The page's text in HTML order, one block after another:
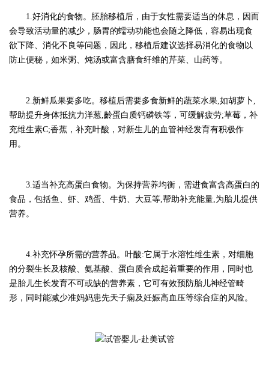
1.好消化的食物。胚胎移植后，由于女性需要适当的休息，因而
会导致活动量的减少，肠胃的蠕动功能也会随之降低，容易出现食
欲下降、消化不良等问题，因此，移植后建议选择易消化的食物以
防止便秘，如米粥、炖汤或富含膳食纤维的芹菜、山药等。
2.新鲜瓜果要多吃。移植后需要多食新鲜的蔬菜水果,如胡萝卜,
帮助提升身体抵抗力洋葱,齡蛋白质钙磷铁等，可缓解疲劳;草莓，补
充维生素C;香蕉，补充叶酸，对新生儿的血管神经发育有积极作
用。
3.适当补充高蛋白食物。为保持营养均衡，需进食富含高蛋白的
食品，包括鱼、虾、鸡蛋、牛奶、大豆等,帮助补充能量,为胎儿提供
营养。
4.补充怀孕所需的营养品。叶酸:它属于水溶性维生素，对细胞
的分裂生长及核酸、氨基酸、蛋白质合成起着重要的作用，同时也
是胎儿生长发育不可或缺的营养素，它可有效预防胎儿神经管畸
形，同时能减少准妈妈患先天子痫及妊娠高血压等综合症的风险。